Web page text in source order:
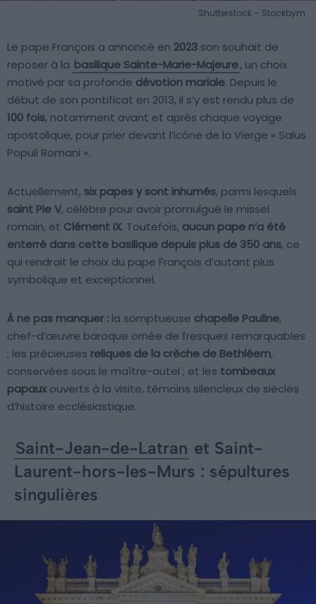
Shutterstock – Stockbym
Le pape François a annoncé en 2023 son souhait de
reposer à la basilique Sainte-Marie-Majeure, un choix
motivé par sa profonde dévotion mariale. Depuis le
début de son pontificat en 2013, il s’y est rendu plus de
100 fois, notamment avant et après chaque voyage
apostolique, pour prier devant l’icône de la Vierge « Salus
Populi Romani ».
Actuellement, six papes y sont inhumés, parmi lesquels
saint Pie V, célèbre pour avoir promulgué le missel
romain, et Clément IX. Toutefois, aucun pape n’a été
enterré dans cette basilique depuis plus de 350 ans, ce
qui rendrait le choix du pape François d’autant plus
symbolique et exceptionnel.
À ne pas manquer : la somptueuse chapelle Pauline,
chef-d’œuvre baroque ornée de fresques remarquables
; les précieuses reliques de la crèche de Bethléem,
conservées sous le maître-autel ; et les tombeaux
papauxouverts à la visite, témoins silencieux de siècles
d’histoire ecclésiastique.
Saint-Jean-de-Latran et Saint-
Laurent-hors-les-Murs : sépultures
singulières